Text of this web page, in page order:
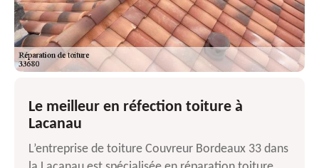
Le meilleur en réfection toiture à
Lacanau
L’entreprise de toiture Couvreur Bordeaux 33 dans